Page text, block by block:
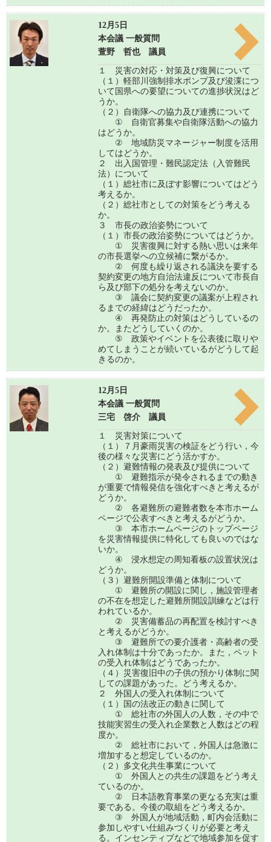
12月5日
本会議 一般質問
萱野 哲也 議員
１ 災害の対応・対策及び復興について
（１）軽部川強制排水ポンプ及び浚渫につ
いて国県への要望についての進捗状況はど
うか。
（２）自衛隊への協力及び連携について
① 自衛官募集や自衛隊活動への協力
はどうか。
② 地域防災マネージャー制度を活用
してはどうか。
２ 出入国管理・難民認定法（入管難民
法）について
（１）総社市に及ぼす影響についてはどう
考えるか。
（２）総社市としての対策をどう考える
か。
３ 市長の政治姿勢について
（１）市長の政治姿勢についてはどうか。
① 災害復興に対する熱い思いは来年
の市長選挙への立候補に繋がるか。
② 何度も繰り返される議決を要する
契約変更の地方自治法違反について市長自
ら及び部下の処分を考えないのか。
③ 議会に契約変更の議案が上程され
るまでの経緯はどうだったか。
④ 再発防止の対策はどうしているの
か。またどうしていくのか。
⑤ 政策やイベントを公表後に取りや
めてしまうことが続いているがどうして起
きるのか。
12月5日
本会議 一般質問
三宅 啓介 議員
１ 災害対策について
（１）７月豪雨災害の検証をどう行い，今
後の様々な災害にどう活かすか。
（２）避難情報の発表及び提供について
① 避難指示が発令されるまでの動き
が重要で情報発信を強化すべきと考えるが
どうか。
② 各避難所の避難者数を本市ホーム
ページで公表すべきと考えるがどうか。
③ 本市ホームページのトップページ
を災害情報提供に特化しても良いのではな
いか。
④ 浸水想定の周知看板の設置状況は
どうか。
（３）避難所開設準備と体制について
① 避難所の開設に関し，施設管理者
の不在を想定した避難所開設訓練などは行
われているか。
② 災害備蓄品の再配置を検討すべき
と考えるがどうか。
③ 避難所での要介護者・高齢者の受
入れ体制は十分であったか。また，ペット
の受入れ体制はどうであったか。
（４）災害復旧中の子供の預かり体制に関
しての課題があった。どう考えるか。
２ 外国人の受入れ体制について
（１）国の法改正の動きに関して
① 総社市の外国人の人数，その中で
技能実習生の受入れ企業数と人数はどの程
度か。
② 総社市において，外国人は急激に
増加すると想定しているのか。
（２）多文化共生事業について
① 外国人との共生の課題をどう考え
ているのか。
② 日本語教育事業の更なる充実は重
要である。今後の取組をどう考えるか。
③ 外国人が地域活動，町内会活動に
参加しやすい仕組みづくりが必要と考え
る。インセンティブなどで地域参加を促す